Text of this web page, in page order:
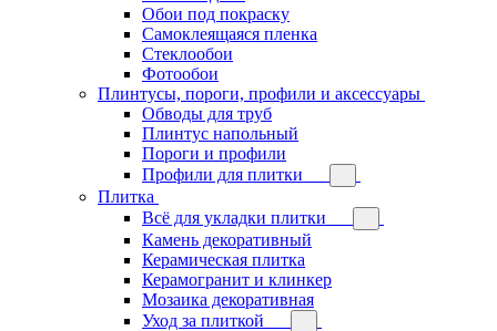
Обои под покраску
Самоклеящаяся пленка
Стеклообои
Фотообои
Плинтусы, пороги, профили и аксессуары
Обводы для труб
Плинтус напольный
Пороги и профили
Профили для плитки
Плитка
Всё для укладки плитки
Камень декоративный
Керамическая плитка
Керамогранит и клинкер
Мозаика декоративная
Уход за плиткой